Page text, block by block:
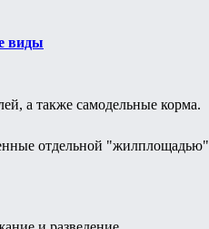
виды
а также самодельные корма.
отдельной "жилплощадью"